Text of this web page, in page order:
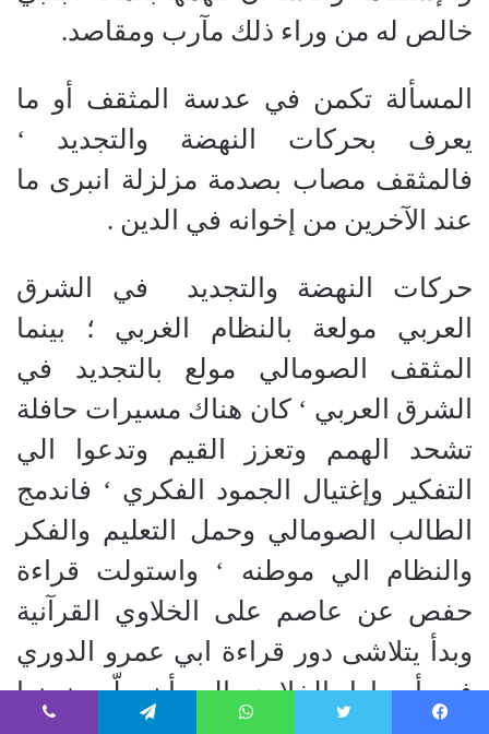
خالص له من وراء ذلك مآرب ومقاصد.
المسألة تكمن في عدسة المثقف أو ما
يعرف بحركات النهضة والتجديد ‘
فالمثقف مصاب بصدمة مزلزلة انبرى ما
عند الآخرين من إخوانه في الدين .
حركات النهضة والتجديد
في الشرق
العربي مولعة بالنظام الغربي ؛ بينما
المثقف الصومالي مولع بالتجديد في
الشرق العربي ‘ كان هناك مسيرات حافلة
تشحد الهمم وتعزز القيم وتدعوا الي
التفكير وإغتيال الجمود الفكري ‘ فاندمج
الطالب الصومالي وحمل التعليم والفكر
والنظام الي موطنه ‘ واستولت قراءة
حفص عن عاصم على الخلاوي القرآنية
وبدأ يتلاشى دور قراءة ابي عمرو الدوري
فى أوساط الخلاوي الى أن ولّي زمنها